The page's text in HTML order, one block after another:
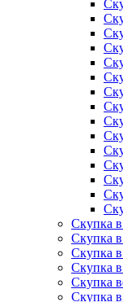
Скупка
Скупка
Скупка
Скупка в
Скупка
Скупка